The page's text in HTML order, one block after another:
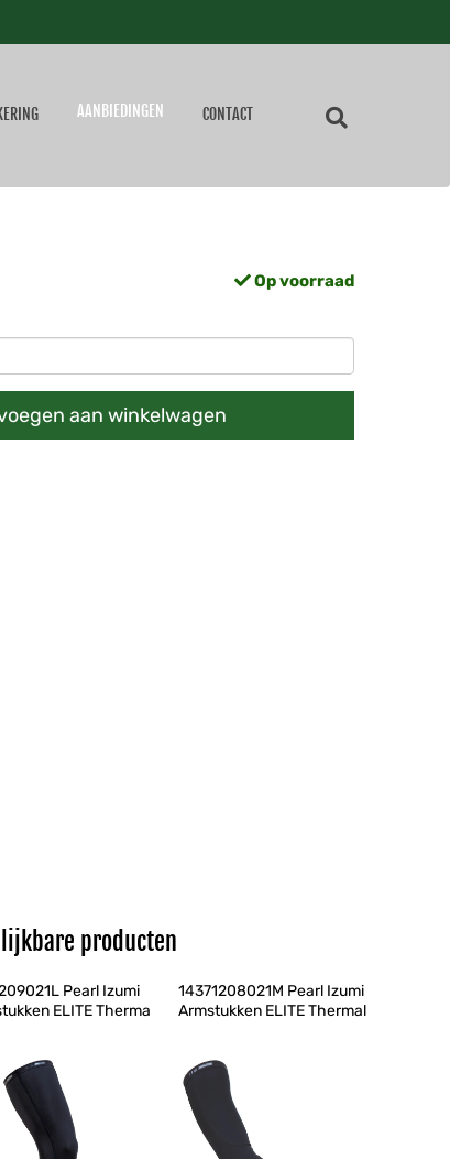
AANBIEDINGEN CONTACT
Op voorraad
aan winkelwagen
producten
Pearl Izumi
ELITE Therma
14371208021M Pearl Izumi
Armstukken ELITE Thermal